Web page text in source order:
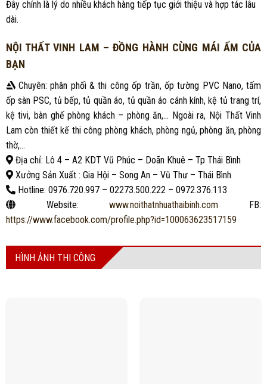
Đây chính là lý do nhiều khách hàng tiếp tục giới thiệu và hợp tác lâu
dài.
NỘI THẤT VINH LAM – ĐỒNG HÀNH CÙNG MÁI ẤM CỦA
BẠN
Chuyên: phân phối & thi công ốp trần, ốp tường PVC Nano, tấm
ốp sàn PSC, tủ bếp, tủ quần áo, tủ quần áo cánh kính, kệ tủ trang trí,
kệ tivi, bàn ghế phòng khách – phòng ăn,… Ngoài ra, Nội Thất Vinh
Lam còn thiết kế thi công phòng khách, phòng ngủ, phòng ăn, phòng
thờ,…
Địa chỉ: Lô 4 – A2 KDT Vũ Phúc – Doãn Khuê – Tp Thái Bình
Xưởng Sản Xuất : Gia Hội – Song An – Vũ Thư – Thái Bình
Hotline: 0976.720.997 – 02273.500.222 – 0972.376.113
Website:www.noithatnhuathaibinh.com FB:
https://www.facebook.com/profile.php?id=100063623517159
HÌNH ẢNH THI CÔNG